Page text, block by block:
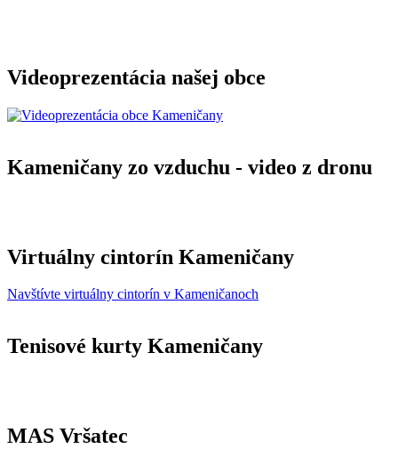
Videoprezentácia našej obce
Kameničany zo vzduchu - video z dronu
Virtuálny cintorín Kameničany
Navštívte virtuálny cintorín v Kameničanoch
Tenisové kurty Kameničany
MAS Vršatec